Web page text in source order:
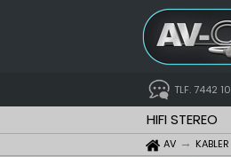
TLF. 7442
HIFI STEREO
AV